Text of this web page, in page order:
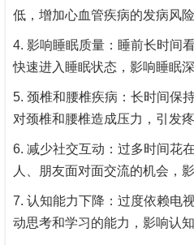
低，增加心血管疾病的发病风
4. 影响睡眠质量：睡前长时间
快速进入睡眠状态，影响睡眠深
5. 颈椎和腰椎疾病：长时间保
对颈椎和腰椎造成压力，引发疼
6. 减少社交互动：过多时间花
人、朋友面对面交流的机会，
7. 认知能力下降：过度依赖电
动思考和学习的能力，影响认知